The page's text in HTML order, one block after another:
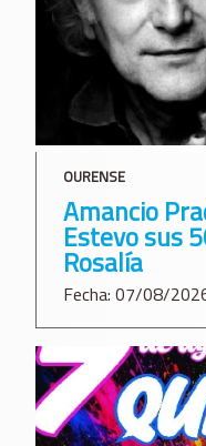
OURENSE
Amancio
Estevo sus
Rosalía
Fecha: 07/08/